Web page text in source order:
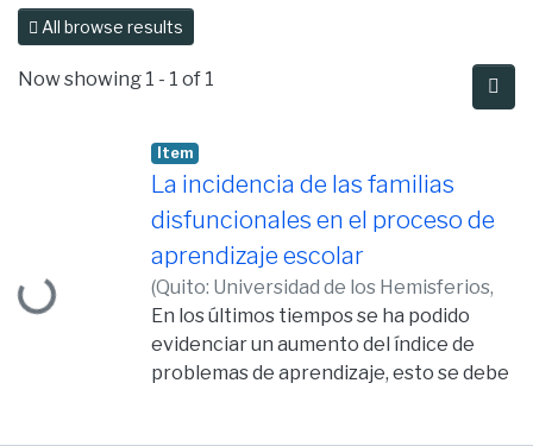
All browse results
Now showing 1 - 1 of 1
Loading...
Item
La incidencia de las familias
disfuncionales en el proceso de
aprendizaje escolar
(Quito: Universidad de los Hemisferios,
2017,2017-07-31)Bastidas Vaca, Valeria
Lucía
En los últimos tiempos se ha podido
evidenciar un aumento del índice de
problemas de aprendizaje, esto se debe